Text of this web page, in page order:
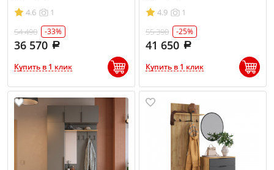
4.6
1
54 490
-33%
36 570
Купить в 1 клик
4.9
1
55 390
-25%
41 650
Купить в 1 клик